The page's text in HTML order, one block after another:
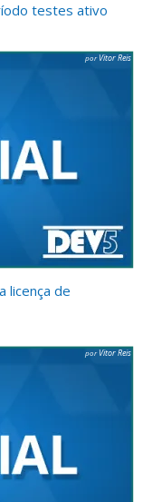
testes ativo
licença de
Vitor Reis
Vitor Reis